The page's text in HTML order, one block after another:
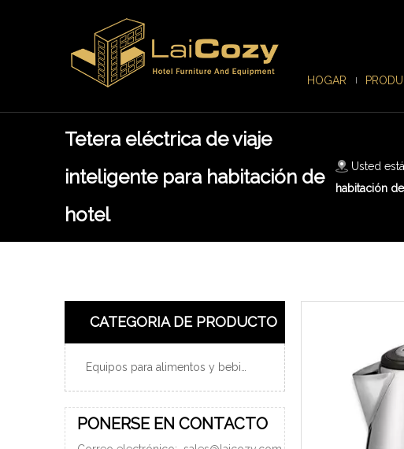
HOGAR
Tetera eléctrica de viaje
inteligente para habitación de
hotel
Usted
habitación
CATEGORIA DE PRODUCTO
PONERSE EN CONTACTO